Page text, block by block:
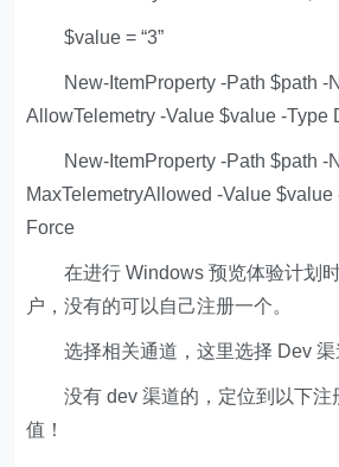
$value = “3”
New-ItemProperty -Path $path -
AllowTelemetry -Value $value -Type
New-ItemProperty -Path $path -
MaxTelemetryAllowed -Value $value
Force
在进行 Windows 预览体验计划时
户，没有的可以自己注册一个。
选择相关通道，这里选择 Dev 渠
没有 dev 渠道的，定位到以下注
值！